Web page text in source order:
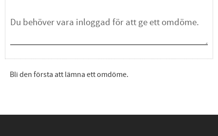
Bli den första att lämna ett omdöme.